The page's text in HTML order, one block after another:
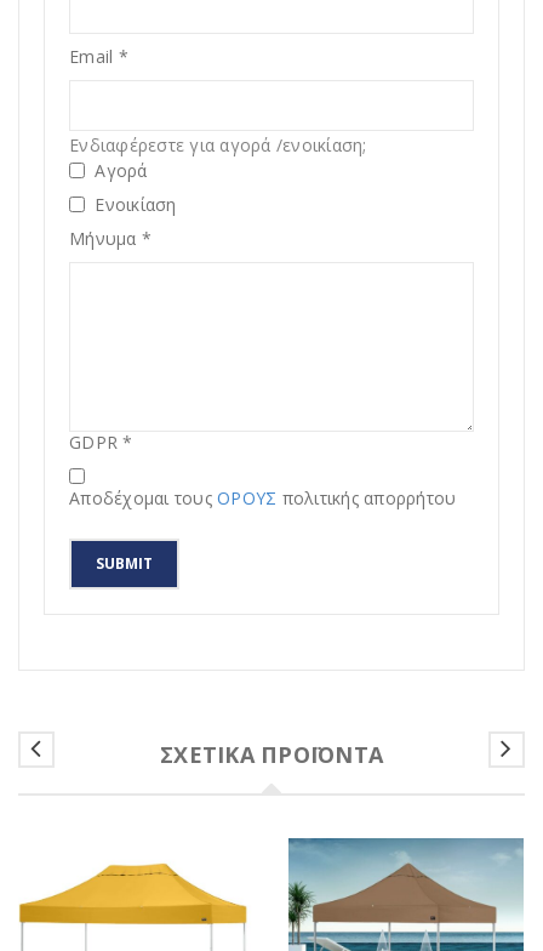
Email *
Ενδιαφέρεστε για αγορά /ενοικίαση;
Αγορά
Ενοικίαση
Μήνυμα *
GDPR*
Αποδέχομαι τους ΟΡΟΥΣ πολιτικής απορρήτου
SUBMIT
ΣΧΕΤΙΚΆ ΠΡΟΪΌΝΤΑ